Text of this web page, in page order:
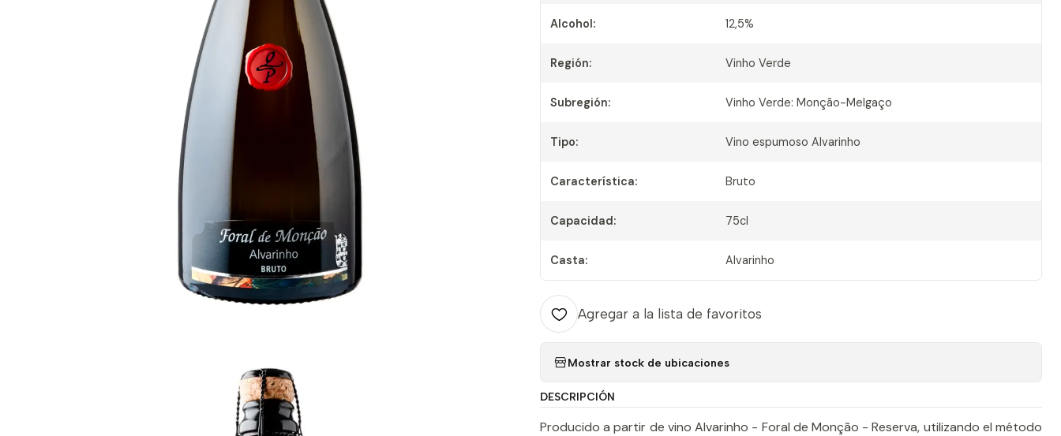
Alcohol: 12,5%
Región: Vinho Verde
Subregión: Vinho Verde: Monção-Melgaço
Tipo: Vino espumoso Alvarinho
Característica: Bruto
Capacidad: 75cl
Casta: Alvarinho
Agregar a la lista de favoritos
Mostrar stock de ubicaciones
DESCRIPCIÓN
Producido a partir de vino Alvarinho - Foral de Monção - Reserva, utilizando el método